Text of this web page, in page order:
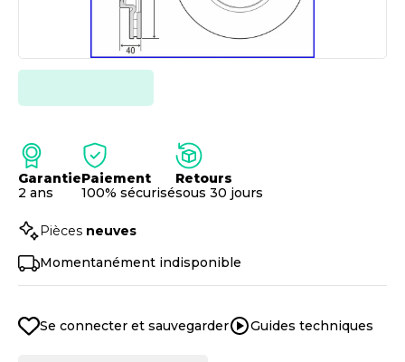
Garantie
2 ans
Paiement
100% sécurisé
Retours
sous 30 jours
Pièces neuves
Momentanément indisponible
Se connecter et sauvegarder Guides techniques